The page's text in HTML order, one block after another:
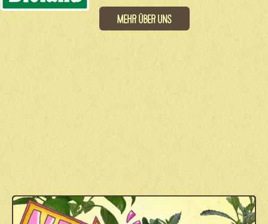
Mehr über uns